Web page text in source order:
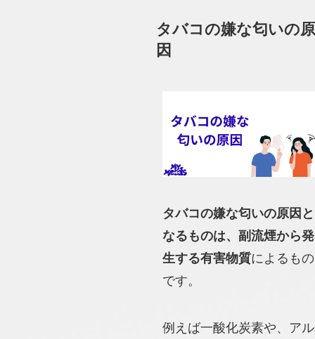
タバコの嫌な匂いの
因
タバコの嫌な匂いの原因と
なるものは、副流煙から発
生する有害物質によるもの
です。
例えば一酸化炭素や、アル